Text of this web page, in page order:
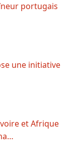
portugais
une initiative
et Afrique